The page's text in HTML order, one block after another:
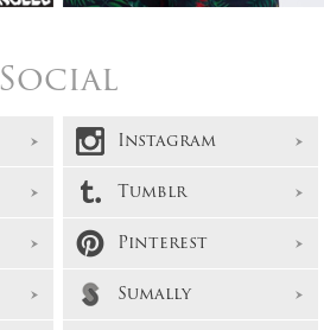
Social
Instagram
Tumblr
Pinterest
Sumally